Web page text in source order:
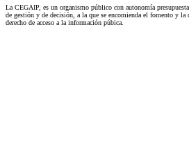
La CEGAIP, es un organismo público con autonomía
de gestión y de decisión, a la que se encomienda el fomento y la
derecho de acceso a la información púbica.